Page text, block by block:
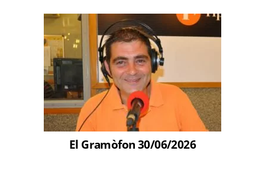
El Gramòfon 30/06/2026